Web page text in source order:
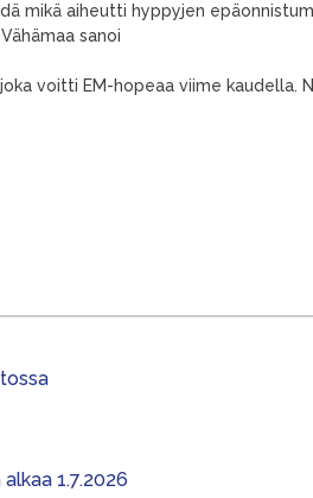
mikä aiheutti hyppyjen
sanoi
voitti EM-hopeaa viime kaudella.
1.7.2026